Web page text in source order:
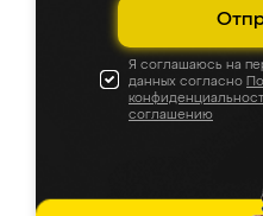
Я соглашаюсь на
данных согласно
соглашению